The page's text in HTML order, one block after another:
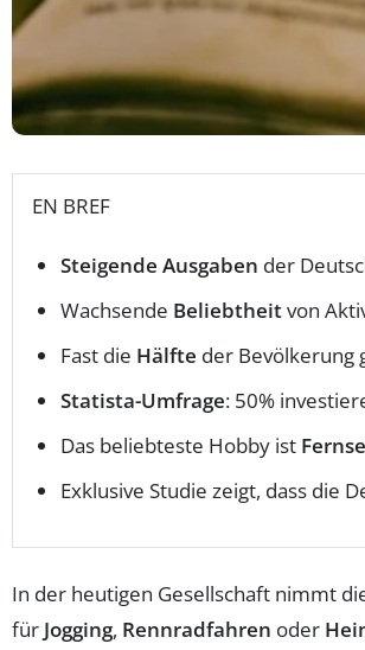
EN BREF
Steigende Ausgaben der
Wachsende Beliebtheitvon
Fast die Hälfte der Bevölkerung
Statista-Umfrage: 50%
Das beliebteste Hobby ist
Exklusive Studie zeigt, dass die
In der heutigen Gesellschaft nimmt
für Jogging, Rennradfahren oder